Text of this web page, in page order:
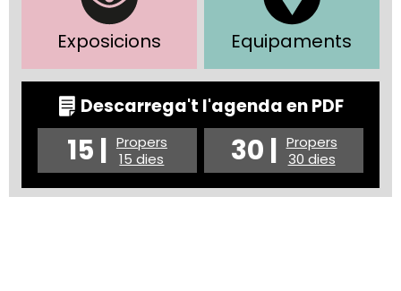
Exposicions Equipaments
Descarrega't l'agenda en PDF
15 | Propers
15 dies
30 | Propers
30 dies